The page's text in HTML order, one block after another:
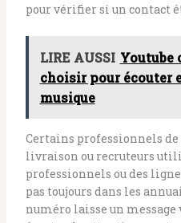
pour vérifier si un contact
LIRE AUSSI Youtube
choisir pour écouter
musique
Certains professionnels de
livraison ou recruteurs
professionnels ou des
pas toujours dans les
numéro laisse un message